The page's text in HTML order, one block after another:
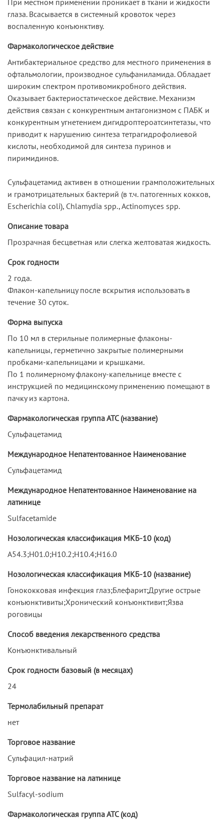
глаза. Всасывается в системный кровоток через
воспаленную конъюнктиву.
Фармакологическое действие
Антибактериальное средство для местного применения в
офтальмологии, производное сульфаниламида. Обладает
широким спектром противомикробного действия.
Оказывает бактериостатическое действие. Механизм
действия связан с конкурентным антагонизмом с ПАБК и
конкурентным угнетением дигидроптероатсинтетазы, что
приводит к нарушению синтеза тетрагидрофолиевой
кислоты, необходимой для синтеза пуринов и
пиримидинов.
Сульфацетамид активен в отношении грамположительных
и грамотрицательных бактерий (в т.ч. патогенных кокков,
Escherichia coli), Chlamydia spp., Actinomyces spp.
Описание товара
Прозрачная бесцветная или слегка желтоватая жидкость.
Срок годности
2 года.
Флакон-капельницу после вскрытия использовать в
течение 30 суток.
Форма выпуска
По 10 мл в стерильные полимерные флаконы-
капельницы, герметично закрытые полимерными
пробками-капельницами и крышками.
По 1 полимерному флакону-капельнице вместе с
инструкцией по медицинскому применению помещают в
пачку из картона.
Фармакологическая группа АТС (название)
Сульфацетамид
Международное Непатентованное Наименование
Сульфацетамид
Международное Непатентованное Наименование на
латинице
Sulfacetamide
Нозологическая классификация МКБ-10 (код)
A54.3;H01.0;H10.2;H10.4;H16.0
Нозологическая классификация МКБ-10 (название)
Гонококковая инфекция глаз;Блефарит;Другие острые
конъюнктивиты;Хронический конъюнктивит;Язва
роговицы
Способ введения лекарственного средства
Конъюнктивальный
Срок годности базовый (в месяцах)
24
Термолабильный препарат
нет
Торговое название
Сульфацил-натрий
Торговое название на латинице
Sulfacyl-sodium
Фармакологическая группа АТС (код)